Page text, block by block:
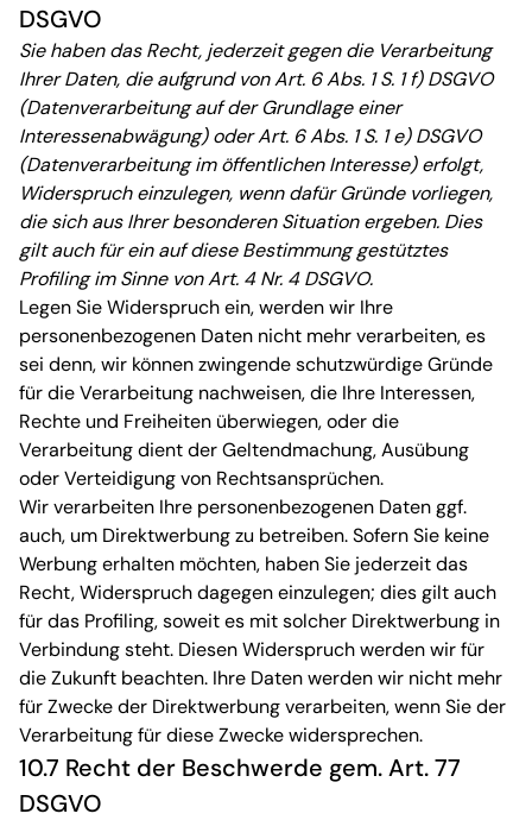
DSGVO
Sie haben das Recht, jederzeit gegen die Verarbeitung
Ihrer Daten, die aufgrund von Art. 6 Abs. 1 S. 1 f) DSGVO
(Datenverarbeitung auf der Grundlage einer
Interessenabwägung) oder Art. 6 Abs. 1 S. 1 e) DSGVO
(Datenverarbeitung im öffentlichen Interesse) erfolgt,
Widerspruch einzulegen, wenn dafür Gründe vorliegen,
die sich aus Ihrer besonderen Situation ergeben. Dies
gilt auch für ein auf diese Bestimmung gestütztes
Profiling im Sinne von Art. 4 Nr. 4 DSGVO.
Legen Sie Widerspruch ein, werden wir Ihre
personenbezogenen Daten nicht mehr verarbeiten, es
sei denn, wir können zwingende schutzwürdige Gründe
für die Verarbeitung nachweisen, die Ihre Interessen,
Rechte und Freiheiten überwiegen, oder die
Verarbeitung dient der Geltendmachung, Ausübung
oder Verteidigung von Rechtsansprüchen.
Wir verarbeiten Ihre personenbezogenen Daten ggf.
auch, um Direktwerbung zu betreiben. Sofern Sie keine
Werbung erhalten möchten, haben Sie jederzeit das
Recht, Widerspruch dagegen einzulegen; dies gilt auch
für das Profiling, soweit es mit solcher Direktwerbung in
Verbindung steht. Diesen Widerspruch werden wir für
die Zukunft beachten. Ihre Daten werden wir nicht mehr
für Zwecke der Direktwerbung verarbeiten, wenn Sie der
Verarbeitung für diese Zwecke widersprechen.
10.7 Recht der Beschwerde gem. Art. 77
DSGVO